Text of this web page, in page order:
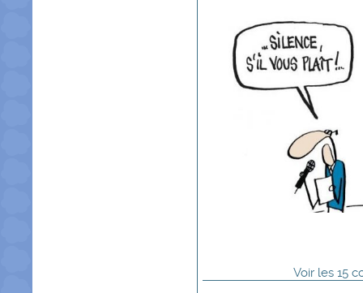
Voir les 15